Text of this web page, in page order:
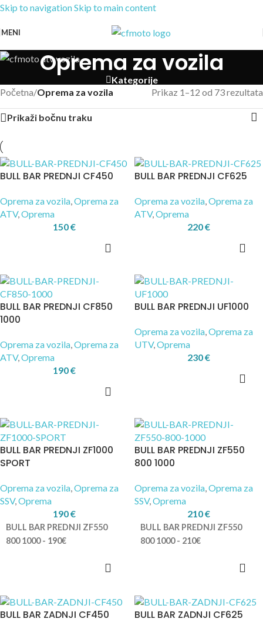
Skip to navigationSkip to main content
MENI
Oprema za vozila
Kategorije
Početna/Oprema za vozila Prikaz 1–12 od 73 rezultata
Prikaži bočnu traku
BULL BAR PREDNJI CF450
Oprema za vozila,Oprema za
ATV,Oprema
150€
BULL BAR PREDNJI CF625
Oprema za vozila,Oprema za
ATV,Oprema
220€
BULL BAR PREDNJI CF850
1000
Oprema za vozila,Oprema za
ATV,Oprema
190€
BULL BAR PREDNJI UF1000
Oprema za vozila,Oprema za
UTV,Oprema
230€
BULL BAR PREDNJI ZF1000
SPORT
Oprema za vozila,Oprema za
SSV,Oprema
190€
BULL BAR PREDNJI ZF550
800 1000 - 190€
BULL BAR PREDNJI ZF550
800 1000
Oprema za vozila,Oprema za
SSV,Oprema
210€
BULL BAR PREDNJI ZF550
800 1000 - 210€
BULL BAR ZADNJI CF450 BULL BAR ZADNJI CF625